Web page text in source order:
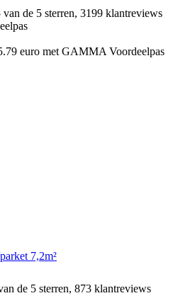
de 5 sterren, 3199 klantreviews
euro met GAMMA Voordeelpas
7,2m²
de 5 sterren, 873 klantreviews